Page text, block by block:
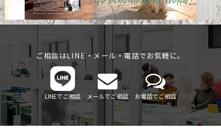
ご相談はLINE・メール・電話でお気軽に。
LINEでご相談 メールでご相談 お電話でご相談